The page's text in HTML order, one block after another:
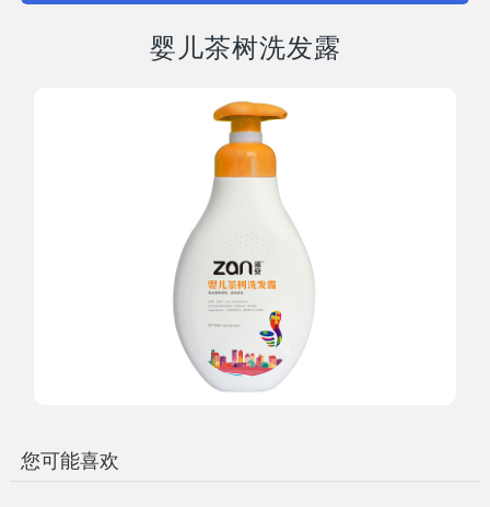
婴儿茶树洗发露
您可能喜欢